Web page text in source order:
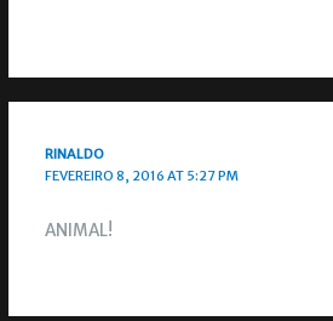
RINALDO
FEVEREIRO 8, 2016 AT 5:27 PM
ANIMAL!